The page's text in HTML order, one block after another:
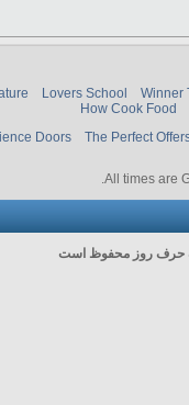
Lovers School
Winner
How Cook Food
Doors The Perfect
All times are